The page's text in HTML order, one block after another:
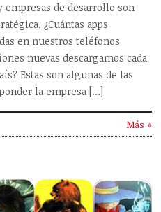
empresas de desarrollo son
¿Cuántas apps
en nuestros teléfonos
nuevas descargamos cada
Estas son algunas de las
la empresa […]
Más »